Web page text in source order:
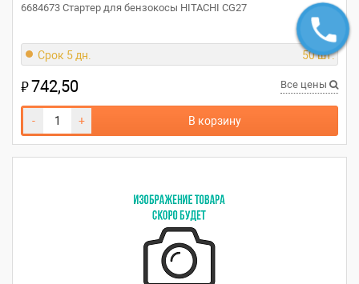
6684673 Стартер для бензокосы HITACHI CG27
Срок 5 дн. 50 шт.
₽742,50 Все цены
- + В корзину